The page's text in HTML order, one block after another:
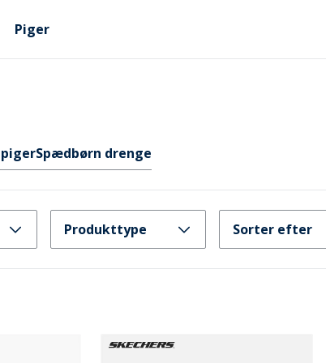
Piger
Spædbørn drenge
Produkttype Sorter efter